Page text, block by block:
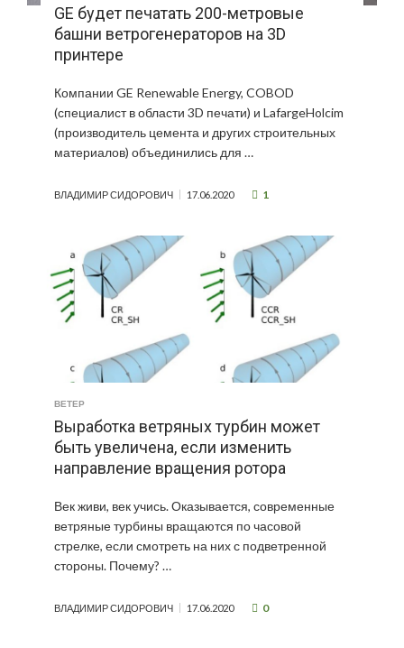
GE будет печатать 200-метровые
башни ветрогенераторов на 3D
принтере
Компании GE Renewable Energy, COBOD
(специалист в области 3D печати) и LafargeHolcim
(производитель цемента и других строительных
материалов) объединились для …
ВЛАДИМИР СИДОРОВИЧ 17.06.2020 1
ВЕТЕР
Выработка ветряных турбин может
быть увеличена, если изменить
направление вращения ротора
Век живи, век учись. Оказывается, современные
ветряные турбины вращаются по часовой
стрелке, если смотреть на них с подветренной
стороны. Почему? …
ВЛАДИМИР СИДОРОВИЧ 17.06.2020 0